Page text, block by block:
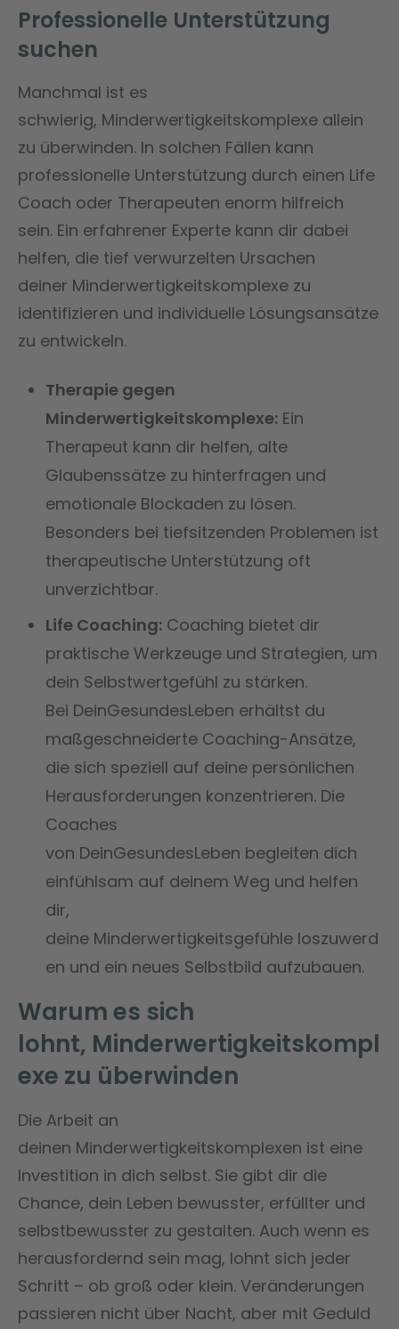
Professionelle Unterstützung
suchen
Manchmal ist es
schwierig, Minderwertigkeitskomplexe allein
zu überwinden. In solchen Fällen kann
professionelle Unterstützung durch einen Life
Coach oder Therapeuten enorm hilfreich
sein. Ein erfahrener Experte kann dir dabei
helfen, die tief verwurzelten Ursachen
deiner Minderwertigkeitskomplexe zu
identifizieren und individuelle Lösungsansätze
zu entwickeln.
Therapie gegen
Minderwertigkeitskomplexe: Ein
Therapeut kann dir helfen, alte
Glaubenssätze zu hinterfragen und
emotionale Blockaden zu lösen.
Besonders bei tiefsitzenden Problemen ist
therapeutische Unterstützung oft
unverzichtbar.
Life Coaching: Coaching bietet dir
praktische Werkzeuge und Strategien, um
dein Selbstwertgefühl zu stärken.
Bei DeinGesundesLeben erhältst du
maßgeschneiderte Coaching-Ansätze,
die sich speziell auf deine persönlichen
Herausforderungen konzentrieren. Die
Coaches
von DeinGesundesLeben begleiten dich
einfühlsam auf deinem Weg und helfen
dir,
deine Minderwertigkeitsgefühle loszuwerd
en und ein neues Selbstbild aufzubauen.
Warum es sich
lohnt, Minderwertigkeitskompl
exe zu überwinden
Die Arbeit an
deinen Minderwertigkeitskomplexen ist eine
Investition in dich selbst. Sie gibt dir die
Chance, dein Leben bewusster, erfüllter und
selbstbewusster zu gestalten. Auch wenn es
herausfordernd sein mag, lohnt sich jeder
Schritt – ob groß oder klein. Veränderungen
passieren nicht über Nacht, aber mit Geduld